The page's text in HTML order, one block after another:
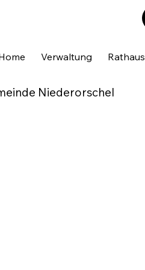
Verwaltung Rathaus
Niederorschel